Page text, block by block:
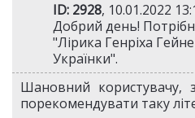
ID: 2928, 10.01.2022
Добрий день!
"Лірика Генріха
Українки".
Шановний
порекомендувати таку